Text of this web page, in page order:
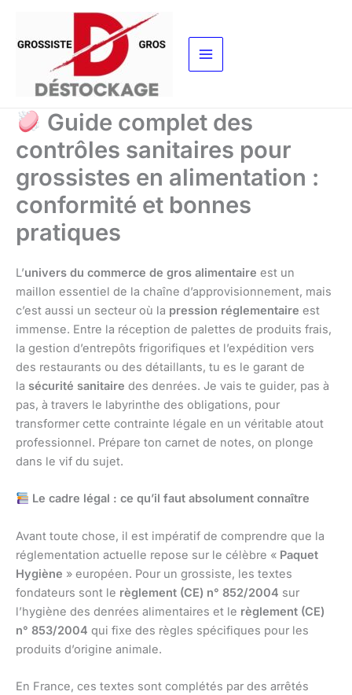
contenu
Guide complet des
contrôles sanitaires pour
grossistes en alimentation :
conformité et bonnes
pratiques
L’univers du commerce de gros alimentaire est un
maillon essentiel de la chaîne d’approvisionnement, mais
c’est aussi un secteur où la pression réglementaire est
immense. Entre la réception de palettes de produits frais,
la gestion d’entrepôts frigorifiques et l’expédition vers
des restaurants ou des détaillants, tu es le garant de
la sécurité sanitaire des denrées. Je vais te guider, pas à
pas, à travers le labyrinthe des obligations, pour
transformer cette contrainte légale en un véritable atout
professionnel. Prépare ton carnet de notes, on plonge
dans le vif du sujet.
Le cadre légal : ce qu’il faut absolument connaître
Avant toute chose, il est impératif de comprendre que la
réglementation actuelle repose sur le célèbre « Paquet
Hygiène » européen. Pour un grossiste, les textes
fondateurs sont le règlement (CE) n° 852/2004 sur
l’hygiène des denrées alimentaires et le règlement (CE)
n° 853/2004 qui fixe des règles spécifiques pour les
produits d’origine animale.
En France, ces textes sont complétés par des arrêtés